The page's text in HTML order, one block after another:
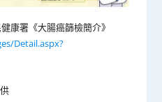
康署《大腸癌篩檢簡介》
Detail.aspx?